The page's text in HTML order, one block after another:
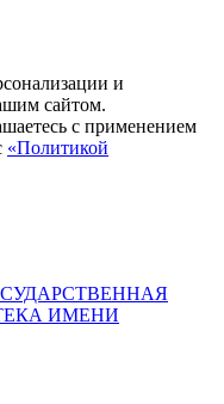
и
сайтом.
с применением
«Политикой
ИМЕНИ